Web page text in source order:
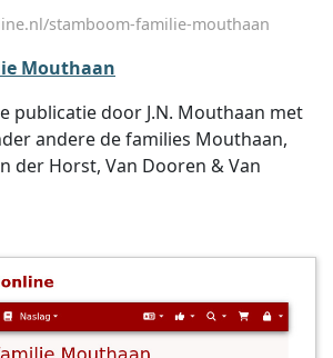
stamboom-familie-mouthaan
Mouthaan
publicatie door J.N. Mouthaan met
andere de families Mouthaan,
der Horst, Van Dooren & Van